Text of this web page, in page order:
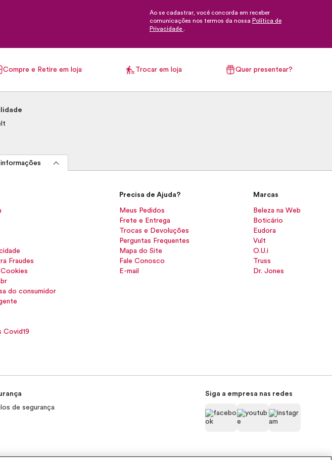
Ao se cadastrar, você concorda em receber
comunicações nos termos da nossa Política de
Privacidade .
Compre e Retire em loja Trocar em loja Quer presentear?
Fraudes
do consumidor
Covid19
Precisa de Ajuda?
Meus Pedidos
Frete e Entrega
Trocas e Devoluções
Perguntas Frequentes
Mapa do Site
Fale Conosco
E-mail
Marcas
Beleza na Web
Boticário
Eudora
Vult
O.U.i
Truss
Dr. Jones
Siga a empresa nas redes